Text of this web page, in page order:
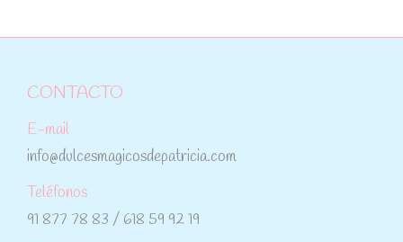
CONTACTO
E-mail
info@dulcesmagicosdepatricia.com
Teléfonos
91 877 78 83 / 618 59 92 19